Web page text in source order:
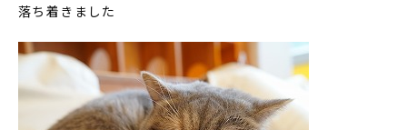
落ち着きました